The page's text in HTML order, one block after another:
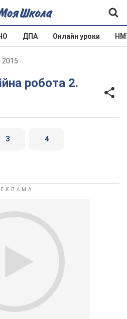
ДПА Онлайн уроки
2015
3 4